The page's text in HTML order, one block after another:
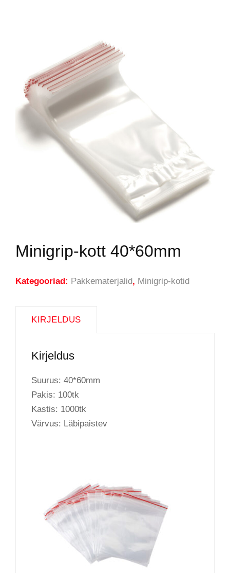
Minigrip-kott 40*60mm
Kategooriad: Pakkematerjalid, Minigrip-kotid
KIRJELDUS
Kirjeldus
Suurus: 40*60mm
Pakis: 100tk
Kastis: 1000tk
Värvus: Läbipaistev